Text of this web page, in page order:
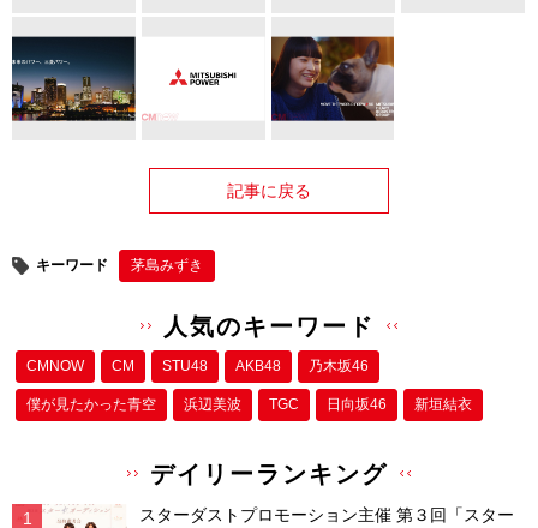
記事に戻る
キーワード 茅島みずき
人気のキーワード
CMNOW CM STU48 AKB48 乃木坂46
僕が⾒たかった⻘空 浜辺美波 TGC 日向坂46 新垣結衣
デイリーランキング
スターダストプロモーション主催 第３回「スター